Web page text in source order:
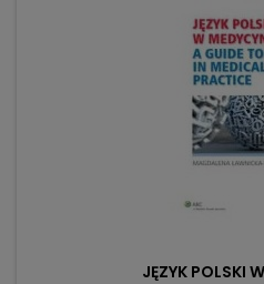
JĘZYK POLSKI